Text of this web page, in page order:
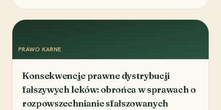
PRAWO KARNE
Konsekwencje prawne dystrybucji
fałszywych leków: obrońca w sprawach o
rozpowszechnianie sfałszowanych